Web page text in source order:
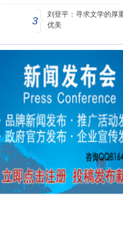
3
刘登平：寻求文学的厚
优美